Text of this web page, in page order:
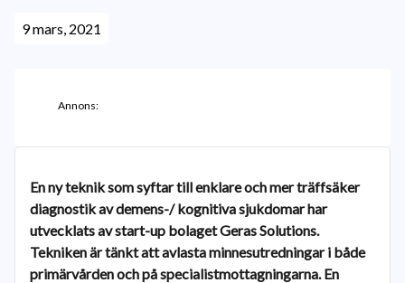
9 mars, 2021
Annons:
En ny teknik som syftar till enklare och mer träffsäker
diagnostik av demens-/ kognitiva sjukdomar har
utvecklats av start-up bolaget Geras Solutions.
Tekniken är tänkt att avlasta minnesutredningar i både
primärvården och på specialistmottagningarna. En